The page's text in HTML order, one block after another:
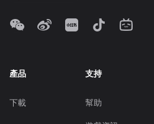
產品
下載
支持
幫助